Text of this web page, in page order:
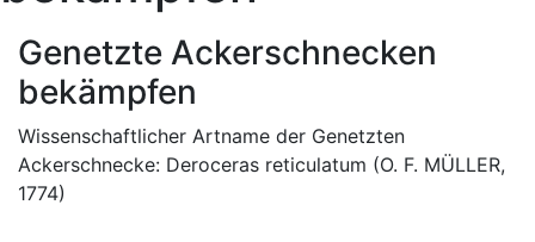
Genetzte Ackerschnecken
bekämpfen
Wissenschaftlicher Artname der Genetzten
Ackerschnecke: Deroceras reticulatum (O. F. MÜLLER,
1774)